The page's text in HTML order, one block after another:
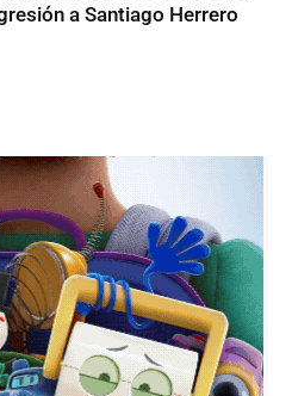
a Santiago Herrero